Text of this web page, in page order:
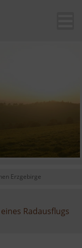
Erzgebirge
Radausflugs